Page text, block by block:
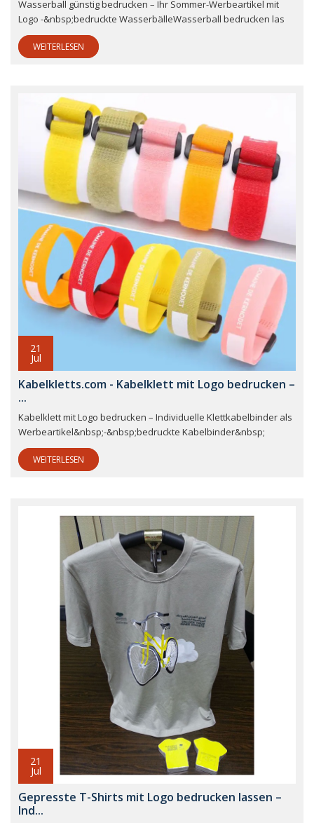
Wasserball günstig bedrucken – Ihr Sommer-Werbeartikel mit
Logo -&nbsp;bedruckte WasserbälleWasserball bedrucken las
WEITERLESEN
21
Jul
Kabelkletts.com - Kabelklett mit Logo bedrucken –
...
Kabelklett mit Logo bedrucken – Individuelle Klettkabelbinder als
Werbeartikel&nbsp;-&nbsp;bedruckte Kabelbinder&nbsp;
WEITERLESEN
21
Jul
Gepresste T-Shirts mit Logo bedrucken lassen –
Ind...